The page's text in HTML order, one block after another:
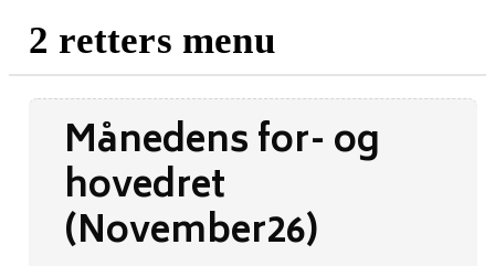
2 retters menu
Månedens for- og
hovedret
(November26)